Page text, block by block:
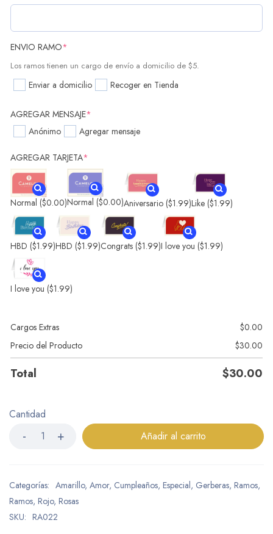
ENVIO RAMO*
Los ramos tienen un cargo de envío a domicilio de $5.
Enviar a domicilio Recoger en Tienda
AGREGAR MENSAJE*
Anónimo
Agregar mensaje
AGREGAR TARJETA*
Normal ($0.00)Normal ($0.00)Aniversario ($1.99)Like ($1.99)
HBD ($1.99)HBD ($1.99)Congrats ($1.99)I love you ($1.99)
I love you ($1.99)
Cargos Extras $0.00
Precio del Producto
$30.00
Total $30.00
Cantidad
Añadir al carrito
Categorías: Amarillo, Amor, Cumpleaños, Especial, Gerberas, Ramos,
Ramos, Rojo, Rosas
SKU: RA022